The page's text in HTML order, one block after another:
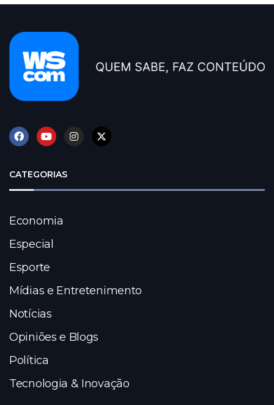
CATEGORIAS
Economia
Especial
Esporte
Mídias e Entretenimento
Notícias
Opiniões e Blogs
Política
Tecnologia & Inovação